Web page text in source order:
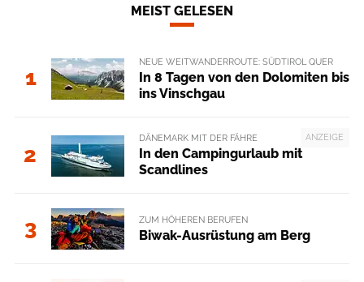
MEIST GELESEN
1
NEUE WEITWANDERROUTE: SÜDTIROL QUER
In 8 Tagen von den Dolomiten bis
ins Vinschgau
2
ANZEIGE
DÄNEMARK MIT DER FÄHRE
In den Campingurlaub mit
Scandlines
3 ZUM HÖHEREN BERUFEN
Biwak-Ausrüstung am Berg